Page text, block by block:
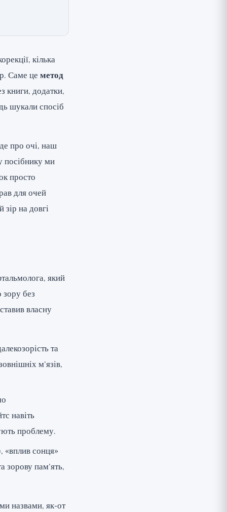
кілька
Саме це метод
книги, додатки,
шукали спосіб
про очі, наш
посібнику ми
просто
для очей
на довгі
який
зору без
власну
та
м’язів,
навіть
проблему.
сонця»
зорову пам’ять,
назвами, як-от